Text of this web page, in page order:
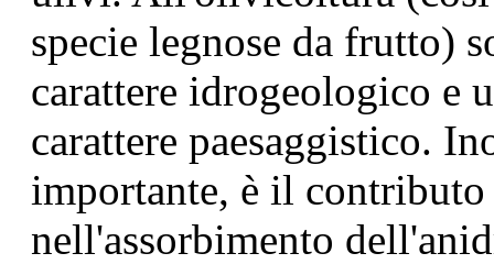
specie legnose da frutto)
carattere idrogeologico e
carattere paesaggistico.
importante, è il contributo
nell'assorbimento